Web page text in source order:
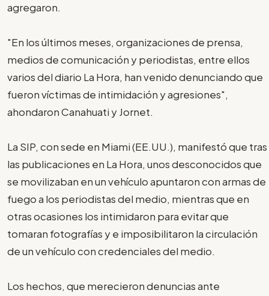
agregaron.
"En los últimos meses, organizaciones de prensa,
medios de comunicación y periodistas, entre ellos
varios del diario La Hora, han venido denunciando que
fueron víctimas de intimidación y agresiones",
ahondaron Canahuati y Jornet.
La SIP, con sede en Miami (EE.UU.), manifestó que tras
las publicaciones en La Hora, unos desconocidos que
se movilizaban en un vehículo apuntaron con armas de
fuego a los periodistas del medio, mientras que en
otras ocasiones los intimidaron para evitar que
tomaran fotografías y e imposibilitaron la circulación
de un vehículo con credenciales del medio.
Los hechos, que merecieron denuncias ante